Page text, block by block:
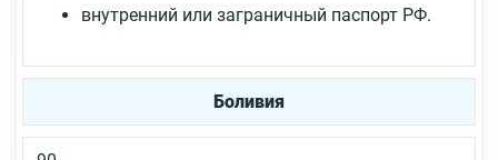
внутренний или заграничный паспорт РФ.
Боливия